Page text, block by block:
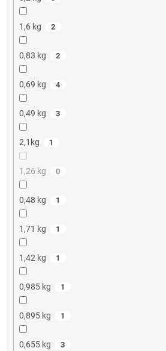
1,6 kg 2
0,83 kg 2
0,69 kg 4
0,49 kg 3
2,1kg 1
1,26 kg 0
0,48 kg 1
1,71 kg 1
1,42 kg 1
0,985 kg 1
0,895 kg 1
0,655 kg 3